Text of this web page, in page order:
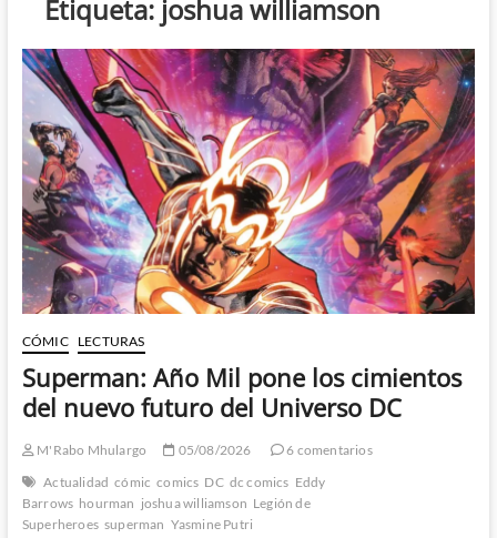
Etiqueta: joshua williamson
CÓMIC LECTURAS
Superman: Año Mil pone los cimientos
del nuevo futuro del Universo DC
M'Rabo Mhulargo 05/08/2026
6 comentarios
Actualidad cómic comics DC dc comics Eddy
Barrows hourman joshua williamson Legión de
Superheroes superman Yasmine Putri